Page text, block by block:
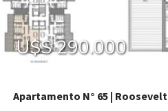
U$S 144.000
U$S 268.000
U$S 290.000
Apartamento N° 65 | Roosevelt